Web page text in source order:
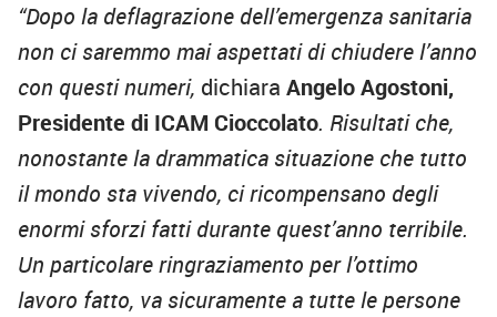
“Dopo la deflagrazione dell’emergenza sanitaria
non ci saremmo mai aspettati di chiudere l’anno
con questi numeri, dichiara Angelo Agostoni,
Presidente di ICAM Cioccolato. Risultati che,
nonostante la drammatica situazione che tutto
il mondo sta vivendo, ci ricompensano degli
enormi sforzi fatti durante quest’anno terribile.
Un particolare ringraziamento per l’ottimo
lavoro fatto, va sicuramente a tutte le persone